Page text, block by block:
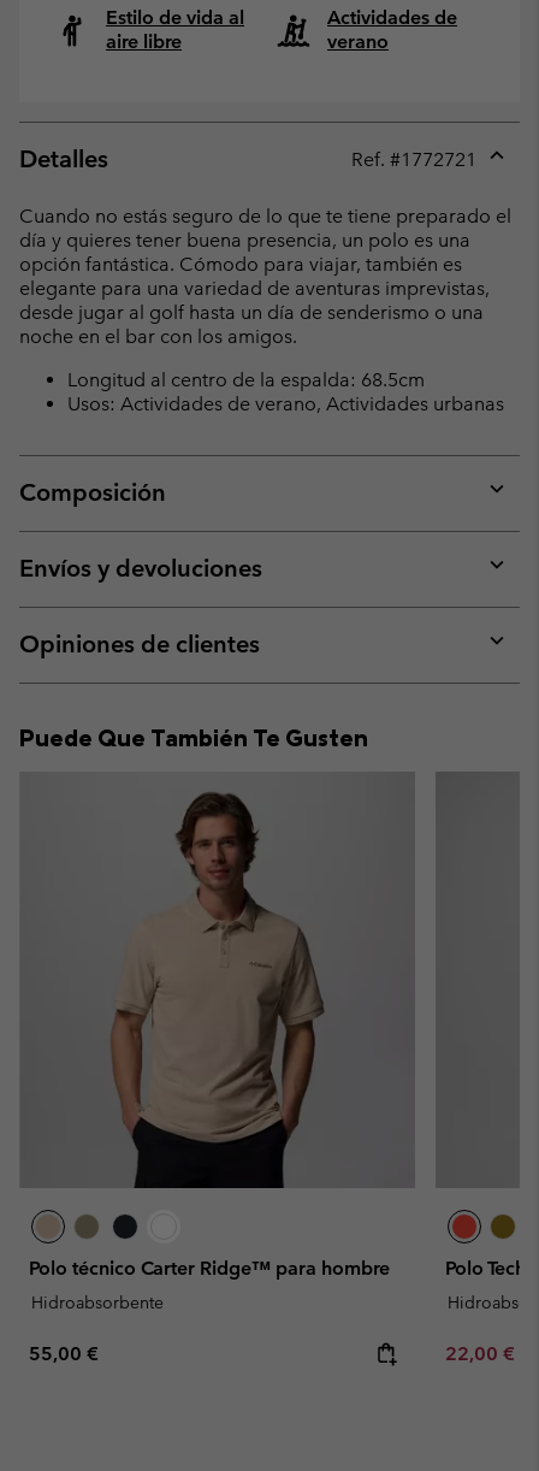
Estilo de vida al
aire libre
Actividades de
verano
Detalles Ref. #1772721
Cuando no estás seguro de lo que te tiene preparado el
día y quieres tener buena presencia, un polo es una
opción fantástica. Cómodo para viajar, también es
elegante para una variedad de aventuras imprevistas,
desde jugar al golf hasta un día de senderismo o una
noche en el bar con los amigos.
Longitud al centro de la espalda: 68.5cm
Usos: Actividades de verano, Actividades urbanas
Composición
or
Envíos y devoluciones
or
Opiniones de clientes
or
Puede Que También Te Gusten
Polo técnico Carter Ridge™ para hombre
Hidroabsorbente
Regular price:
55,00 €
Polo
Minimum
22,00 €